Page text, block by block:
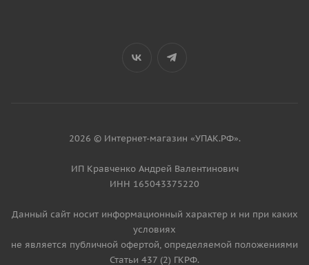
2026 © Интернет-магазин «УПАК.РФ».
ИП Кравченко Андрей Валентинович
ИНН 165043375220
Данный сайт носит информационный характер и ни при каких
условиях
не является публичной офертой, определяемой положениями
Статьи 437 (2) ГКРФ.